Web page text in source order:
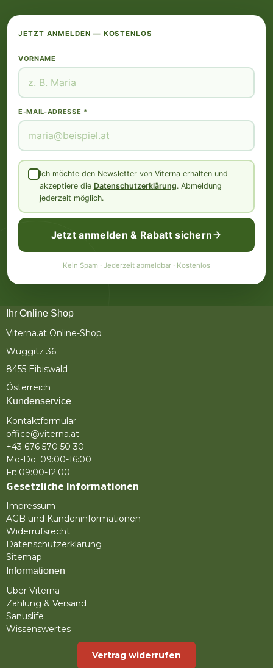
JETZT ANMELDEN — KOSTENLOS
VORNAME
E-MAIL-ADRESSE *
Ich möchte den Newsletter von Viterna erhalten und
akzeptiere die Datenschutzerklärung. Abmeldung
jederzeit möglich.
Jetzt anmelden & Rabatt sichern
Kein Spam · Jederzeit abmeldbar · Kostenlos
Ihr Online Shop
Viterna.at Online-Shop
Wuggitz 36
8455 Eibiswald
Österreich
Kundenservice
Kontaktformular
office@viterna.at
+43 676 570 50 30
Mo-Do: 09:00-16:00
Fr: 09:00-12:00
Gesetzliche Informationen
Impressum
AGB und Kundeninformationen
Widerrufsrecht
Datenschutzerklärung
Sitemap
Informationen
Über Viterna
Zahlung & Versand
Sanuslife
Wissenswertes
Vertrag widerrufen